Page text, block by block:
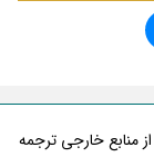
خارجی ترجمه